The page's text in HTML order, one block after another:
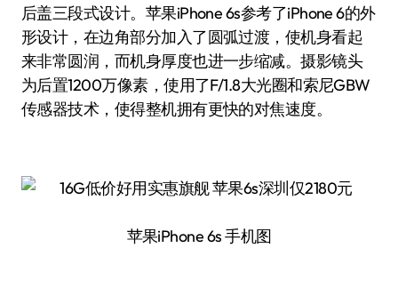
后盖三段式设计。苹果iPhone 6s参考了iPhone 6的外
形设计，在边角部分加入了圆弧过渡，使机身看起
来非常圆润，而机身厚度也进一步缩减。摄影镜头
为后置1200万像素，使用了F/1.8大光圈和索尼GBW
传感器技术，使得整机拥有更快的对焦速度。
苹果iPhone 6s 手机图